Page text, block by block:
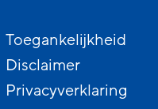
Toegankelijkheid
Disclaimer
Privacyverklaring